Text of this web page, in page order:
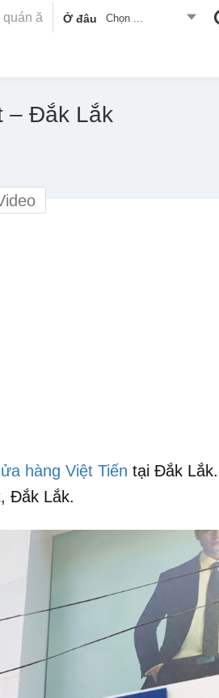
Ở đâu Chọn ...
– Đắk Lắk
hàng Việt Tiến tại Đắk
Đắk Lắk.